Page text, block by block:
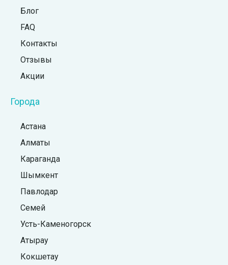
Блог
FAQ
Контакты
Отзывы
Акции
Города
Астана
Алматы
Караганда
Шымкент
Павлодар
Семей
Усть-Каменогорск
Атырау
Кокшетау